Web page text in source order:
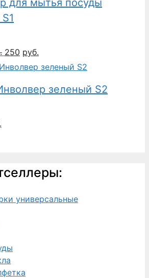
Первоначальная
цена
440руб..
250 руб.
цена:
зеленый S2
универсальные